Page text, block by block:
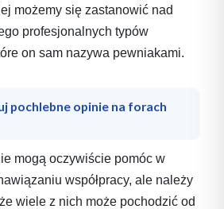
możemy się zastanowić nad
profesjonalnych typów
on sam nazywa pewniakami.
pochlebne opinie na forach
mogą oczywiście pomóc w
współpracy, ale należy
wiele z nich może pochodzić od